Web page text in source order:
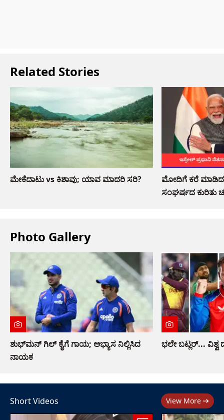
Related Stories
ಮೇಕೆದಾಟು vs ಕಿಶಾವು; ಯಾವ ಮಾದರಿ ಸರಿ?
ಮೋದಿಗೆ ಕರೆ ಮಾಡಿದ
ಸಂಘರ್ಷದ ಕುರಿತು
Photo Gallery
ಶುಭ್​ಮನ್ ಗಿಲ್ ಕೈಗೆ ಗಾಯ; ಅಭ್ಯಾಸ ನಿಲ್ಲಿಸಿದ
ನಾಯಕ
ಭಲೇ ಬಟ್ಲರ್...
Short Videos View More